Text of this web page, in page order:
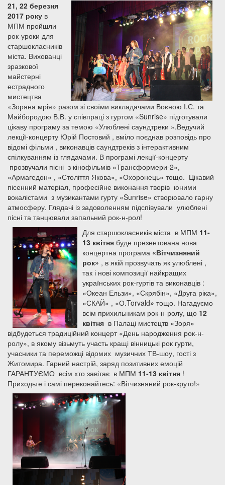
21, 22 березня
2017 року в
МПМ пройшли
рок-уроки для
старшокласників
міста. Вихованці
зразкової
майстерні
естрадного
мистецтва
«Зоряна мрія» разом зі своїми викладачами Воєною І.С. та
Майбородою В.В. у співпраці з гуртом «Sunrise» підготували
цікаву програму за темою «Улюблені саундтреки ».Ведучий
лекції-концерту Юрій Постовий , вміло поєднав розповідь про
відомі фільми , виконавців саундтреків з інтерактивним
спілкуванням із глядачами. В програмі лекції-концерту
прозвучали пісні з кінофільмів «Трансформери-2»,
«Армагедон» , «Століття Якова», «Охоронець» тощо. Цікавий
пісенний матеріал, професійне виконання творів юними
вокалістами з музикантами гурту «Sunrise» створювало гарну
атмосферу. Глядачі із задоволенням підспівували улюблені
пісні та танцювали запальний рок-н-рол!
Для старшокласників міста в МПМ 11-
13 квітня буде презентована нова
концертна програма «Вітчизняний
рок» , в якій прозвучать як улюблені ,
так і нові композиції найкращих
українських рок-гуртів та виконавців :
«Океан Ельзи», «Скрябін», «Друга ріка»,
«СКАЙ» , «О.Torvald» тощо. Нагадуємо
всім прихильникам рок-н-ролу, що 12
квітня в Палаці мистецтв «Зоря»
відбудеться традиційний концерт «День народження рок-н-
ролу», в якому візьмуть участь кращі вінницькі рок гурти,
учасники та переможці відомих музичних ТВ-шоу, гості з
Житомира. Гарний настрій, заряд позитивних емоцій
ГАРАНТУЄМО всім хто завітає в МПМ 11-13 квітня !
Приходьте і самі переконайтесь: «Вітчизняний рок-круто!»